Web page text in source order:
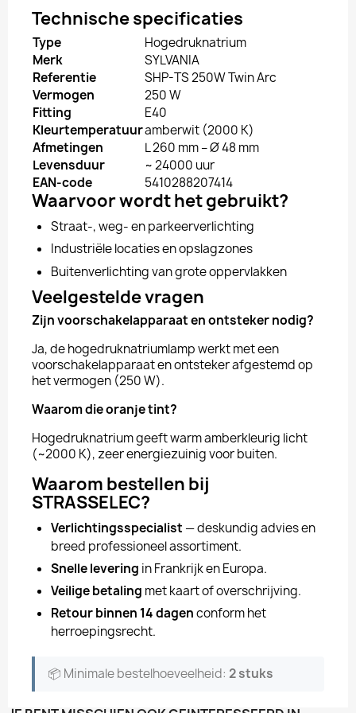
Technische specificaties
Type
Hogedruknatrium
Merk
SYLVANIA
Referentie
SHP-TS 250W Twin Arc
Vermogen
250 W
Fitting
E40
Kleurtemperatuuramberwit (2000 K)
Afmetingen
L 260 mm – Ø 48 mm
Levensduur
~ 24000 uur
EAN-code
5410288207414
Waarvoor wordt het gebruikt?
Straat-, weg- en parkeerverlichting
Industriële locaties en opslagzones
Buitenverlichting van grote oppervlakken
Veelgestelde vragen
Zijn voorschakelapparaat en ontsteker nodig?
Ja, de hogedruknatriumlamp werkt met een
voorschakelapparaat en ontsteker afgestemd op
het vermogen (250 W).
Waarom die oranje tint?
Hogedruknatrium geeft warm amberkleurig licht
(~2000 K), zeer energiezuinig voor buiten.
Waarom bestellen bij
STRASSELEC?
Verlichtingsspecialist — deskundig advies en
breed professioneel assortiment.
Snelle levering in Frankrijk en Europa.
Veilige betaling met kaart of overschrijving.
Retour binnen 14 dagenconform het
herroepingsrecht.
📦 Minimale bestelhoeveelheid: 2 stuks